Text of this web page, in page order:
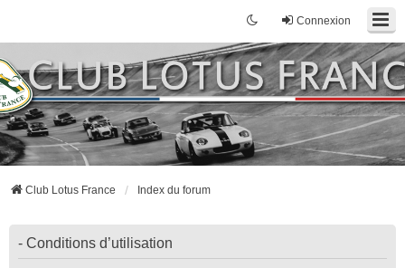
Connexion
Club Lotus France Index du forum
- Conditions d’utilisation